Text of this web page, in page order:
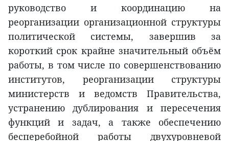
руководство и координацию на
реорганизации организационной структуры
политической системы, завершив за
короткий срок крайне значительный объём
работы, в том числе по совершенствованию
институтов, реорганизации структуры
министерств и ведомств Правительства,
устранению дублирования и пересечения
функций и задач, а также обеспечению
бесперебойной работы двухуровневой